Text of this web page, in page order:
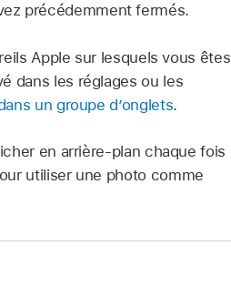
précédemment fermés.
Apple sur lesquels vous êtes
dans les réglages ou les
un groupe d’onglets.
en arrière-plan chaque fois
utiliser une photo comme